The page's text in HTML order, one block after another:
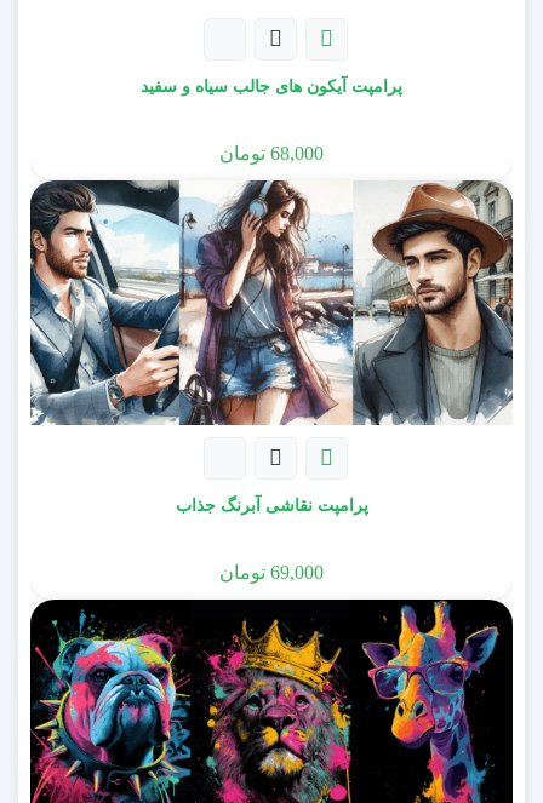
توضیحات آموزشی + نکات اضافی
پرامپت آیکون های جالب سیاه و سفید
68,000 تومان
پرامپت نقاشی آبرنگ جذاب
69,000 تومان